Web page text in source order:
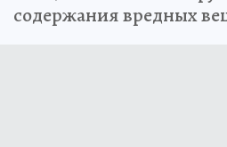
содержания вредных